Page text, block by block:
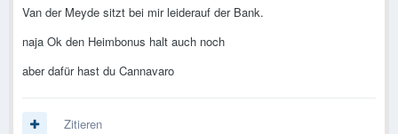
Van der Meyde sitzt bei mir leiderauf der Bank.
naja Ok den Heimbonus halt auch noch
aber dafür hast du Cannavaro
Zitieren